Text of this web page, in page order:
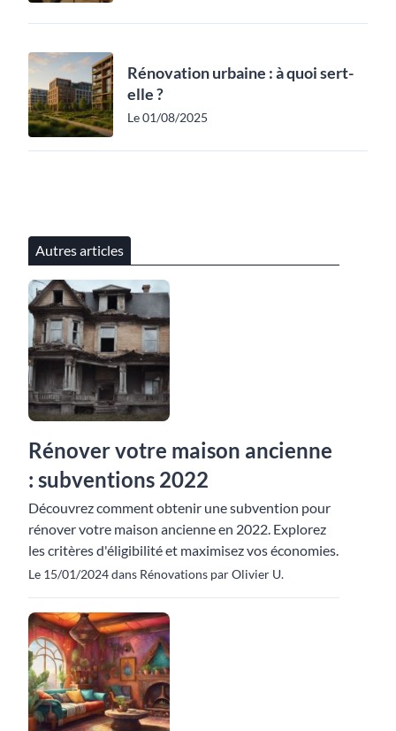
Rénovation urbaine : à quoi sert-
elle ?
Le 01/08/2025
Autres articles
Rénover votre maison ancienne
: subventions 2022
Découvrez comment obtenir une subvention pour
rénover votre maison ancienne en 2022. Explorez
les critères d'éligibilité et maximisez vos économies.
Le 15/01/2024 dans Rénovations par Olivier U.